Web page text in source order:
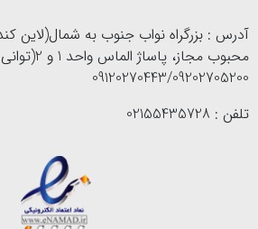
آدرس : بزرگراه نواب جنوب به شمال(لاین
محبوب مجاز، پاساژ الماس
09120270443/09202705200
تلفن : 02155435728